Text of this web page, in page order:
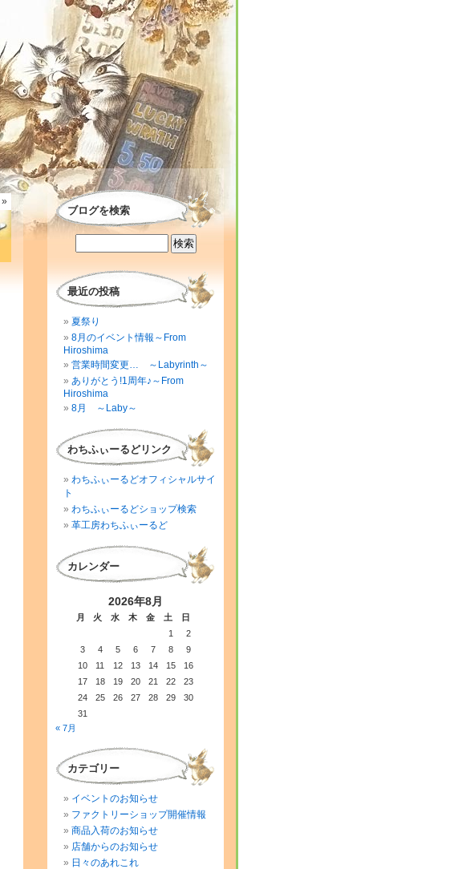
»
ブログを検索
最近の投稿
夏祭り
8月のイベント情報～From
Hiroshima
営業時間変更… ～Labyrinth～
ありがとう!1周年♪～From
Hiroshima
8月 ～Laby～
わちふぃーるどリンク
わちふぃーるどオフィシャルサイ
ト
わちふぃーるどショップ検索
革工房わちふぃーるど
カレンダー
2026年8月
月 火 水 木 金 土
日
1
2
3
4 5 6 7 8
9
10
11 12 13 14 15
16
17
18 19 20 21 22
23
24
25 26 27 28 29
30
31
« 7月
カテゴリー
イベントのお知らせ
ファクトリーショップ開催情報
商品入荷のお知らせ
店舗からのお知らせ
日々のあれこれ